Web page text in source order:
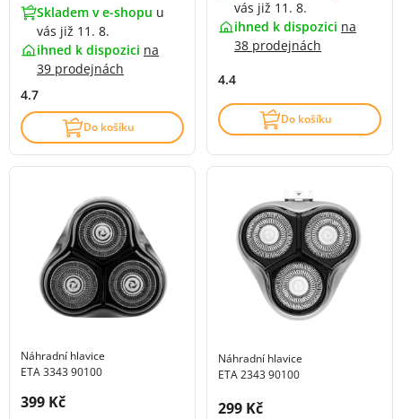
Skladem v e-shopu u
vás již 11. 8.
ihned k dispozici na
39 prodejnách
4.7
Do košíku
vás již 11. 8.
ihned k dispozici na
38 prodejnách
4.4
Do košíku
Náhradní hlavice
ETA 3343 90100
Cena s DPH:
399 Kč
Náhradní hlavice
ETA 2343 90100
Cena s DPH:
299 Kč